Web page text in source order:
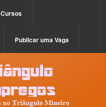
Cursos
Publicar uma Vaga